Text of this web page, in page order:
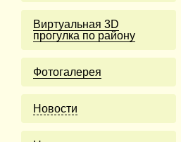
Виртуальная 3D
прогулка по району
Фотогалерея
Новости